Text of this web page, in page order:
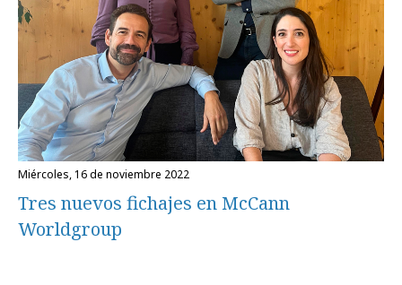
miércoles, 16 de noviembre 2022
Tres nuevos fichajes en McCann
Worldgroup